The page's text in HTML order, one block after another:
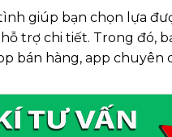
giúp bạn chọn lựa
trợ chi tiết. Trong đó,
bán hàng, app